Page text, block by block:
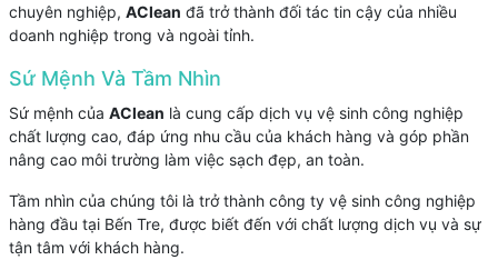
chuyên nghiệp, AClean đã trở thành đối tác tin cậy của nhiều
doanh nghiệp trong và ngoài tỉnh.
Sứ Mệnh Và Tầm Nhìn
Sứ mệnh của AClean là cung cấp dịch vụ vệ sinh công nghiệp
chất lượng cao, đáp ứng nhu cầu của khách hàng và góp phần
nâng cao môi trường làm việc sạch đẹp, an toàn.
Tầm nhìn của chúng tôi là trở thành công ty vệ sinh công nghiệp
hàng đầu tại Bến Tre, được biết đến với chất lượng dịch vụ và sự
tận tâm với khách hàng.